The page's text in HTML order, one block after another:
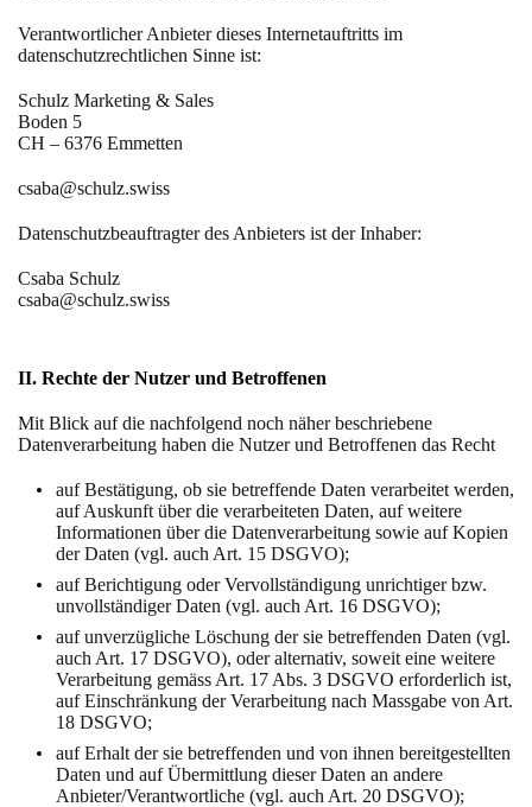
Verantwortlicher Anbieter dieses Internetauftritts im
datenschutzrechtlichen Sinne ist:
Schulz Marketing & Sales
Boden 5
CH – 6376 Emmetten
csaba@schulz.swiss
Datenschutzbeauftragter des Anbieters ist der Inhaber:
Csaba Schulz
csaba@schulz.swiss
II. Rechte der Nutzer und Betroffenen
Mit Blick auf die nachfolgend noch näher beschriebene
Datenverarbeitung haben die Nutzer und Betroffenen das Recht
auf Bestätigung, ob sie betreffende Daten verarbeitet werden,
auf Auskunft über die verarbeiteten Daten, auf weitere
Informationen über die Datenverarbeitung sowie auf Kopien
der Daten (vgl. auch Art. 15 DSGVO);
auf Berichtigung oder Vervollständigung unrichtiger bzw.
unvollständiger Daten (vgl. auch Art. 16 DSGVO);
auf unverzügliche Löschung der sie betreffenden Daten (vgl.
auch Art. 17 DSGVO), oder alternativ, soweit eine weitere
Verarbeitung gemäss Art. 17 Abs. 3 DSGVO erforderlich ist,
auf Einschränkung der Verarbeitung nach Massgabe von Art.
18 DSGVO;
auf Erhalt der sie betreffenden und von ihnen bereitgestellten
Daten und auf Übermittlung dieser Daten an andere
Anbieter/Verantwortliche (vgl. auch Art. 20 DSGVO);